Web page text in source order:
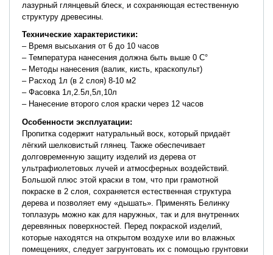
лазурный глянцевый блеск, и сохраняющая естественную
структуру древесины.
Технические характеристики:
– Время высыхания от 6 до 10 часов
– Температура нанесения должна быть выше 0 С°
– Методы нанесения (валик, кисть, краскопульт)
– Расход 1л (в 2 слоя) 8-10 м2
– Фасовка 1л,2.5л,5л,10л
– Нанесение второго слоя краски через 12 часов
Особенности эксплуатации:
Пропитка содержит натуральный воск, который придаёт
лёгкий шелковистый глянец. Также обеспечивает
долговременную защиту изделий из дерева от
ультрафиолетовых лучей и атмосферных воздействий.
Большой плюс этой краски в том, что при грамотной
покраске в 2 слоя, сохраняется естественная структура
дерева и позволяет ему «дышать». Применять Белинку
топлазурь можно как для наружных, так и для внутренних
деревянных поверхностей. Перед покраской изделий,
которые находятся на открытом воздухе или во влажных
помещениях, следует загрунтовать их с помощью грунтовки